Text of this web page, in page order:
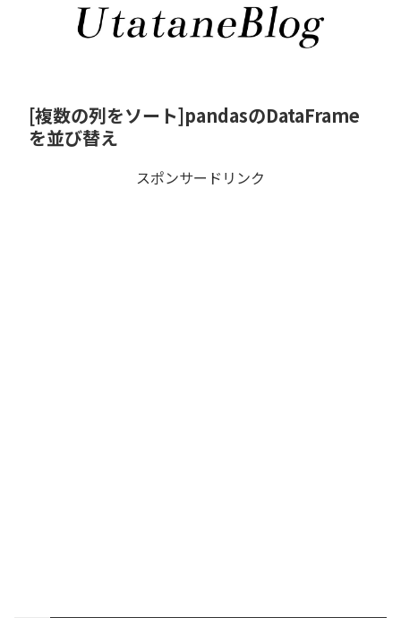
[複数の列をソート]pandasのDataFrame
を並び替え
スポンサードリンク